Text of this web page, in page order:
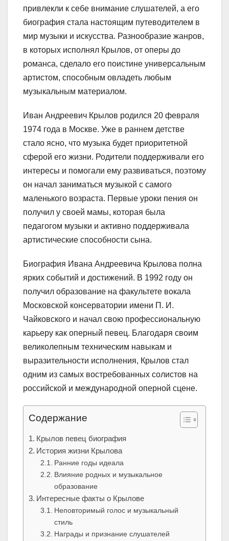
привлекли к себе внимание слушателей, а его
биография стала настоящим путеводителем в
мир музыки и искусства. Разнообразие жанров,
в которых исполнял Крылов, от оперы до
романса, сделало его поистине универсальным
артистом, способным овладеть любым
музыкальным материалом.
Иван Андреевич Крылов родился 20 февраля
1974 года в Москве. Уже в раннем детстве
стало ясно, что музыка будет приоритетной
сферой его жизни. Родители поддерживали его
интересы и помогали ему развиваться, поэтому
он начал заниматься музыкой с самого
маленького возраста. Первые уроки пения он
получил у своей мамы, которая была
педагогом музыки и активно поддерживала
артистические способности сына.
Биография Ивана Андреевича Крылова полна
ярких событий и достижений. В 1992 году он
получил образование на факультете вокала
Московской консерватории имени П. И.
Чайковского и начал свою профессиональную
карьеру как оперный певец. Благодаря своим
великолепным техническим навыкам и
выразительности исполнения, Крылов стал
одним из самых востребованных солистов на
российской и международной оперной сцене.
Содержание
Крылов певец биография
История жизни Крылова
Ранние годы идеала
Влияние родных и музыкальное
образование
Интересные факты о Крылове
Неповторимый голос и музыкальный
стиль
Награды и признание слушателей